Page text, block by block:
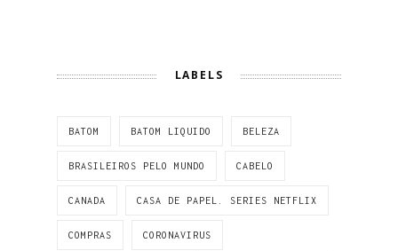
LABELS
BATOM BATOM LIQUIDO BELEZA
BRASILEIROS PELO MUNDO CABELO
CANADA CASA DE PAPEL. SERIES NETFLIX
COMPRAS CORONAVIRUS